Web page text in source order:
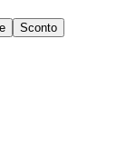
Sconto